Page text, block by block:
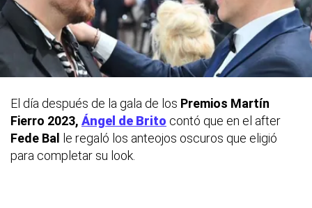
El día después de la gala de los Premios Martín
Fierro 2023, Ángel de Brito contó que en el after
Fede Bal
le regaló los anteojos oscuros que eligió
para completar su look.